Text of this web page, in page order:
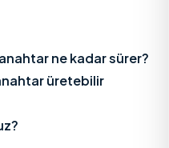
ne kadar sürer?
üretebilir